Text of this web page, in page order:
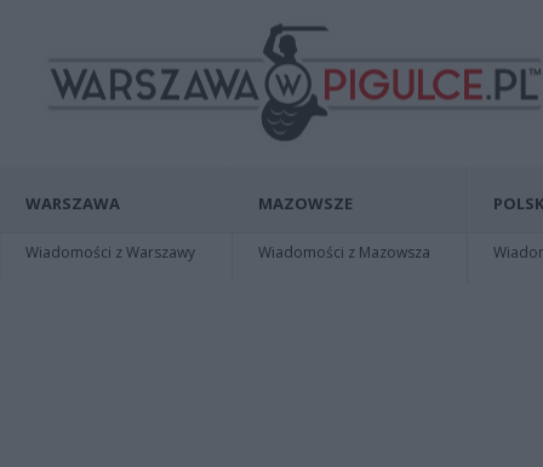
WARSZAWA
Wiadomości z Warszawy
MAZOWSZE
Wiadomości z Mazowsza